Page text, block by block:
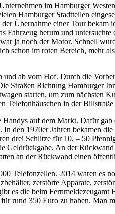
im Hamburger
Hamburger Stadtteilen
Übernahme einer Tour bekam
Fahrzeug herum und
ja noch der Motor. Schnell
schon im roten Bereich, mehr
ab vom Hof. Durch die
Straßen Richtung Hamburger
starten, um zum nächsten
Telefonhäuschen in der
auf dem Markt. Dafür
den 1970er Jahren bekamen
drei Schlitze für 10, ‒ 50
Geldrückgabe. An der
an der Rückwand einen
Telefonzellen. 2014 waren es
zerstörte Apparate,
es die beim
für rund 350 Euro zu haben. Man